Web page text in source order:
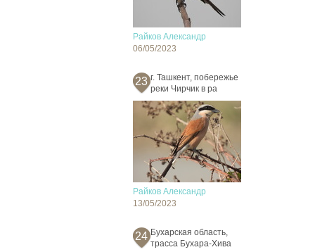
Райков Александр
06/05/2023
23 г. Ташкент, побережье
реки Чирчик в ра
Райков Александр
13/05/2023
24 Бухарская область,
трасса Бухара-Хива